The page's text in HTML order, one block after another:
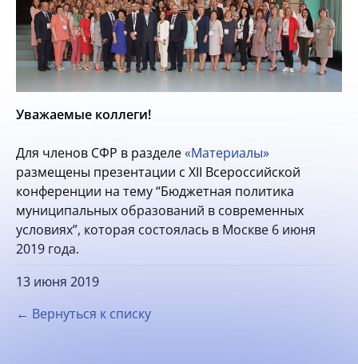
Уважаемые коллеги!
Для членов СФР в разделе«Материалы»
размещены презентации с XII Всероссийской
конференции на тему “Бюджетная политика
муниципальных образований в современных
условиях”, которая состоялась в Москве 6 июня
2019 года.
13 июня 2019
← Вернуться к списку